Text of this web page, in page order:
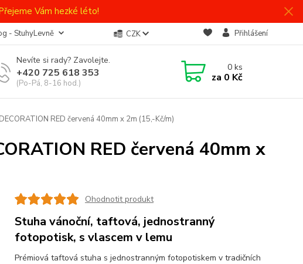
Vám hezké léto!
- StuhyLevně CZK Přihlášení
Nevíte si rady? Zavolejte.
+420 725 618 353
(Po-Pá, 8-16 hod.)
0ks
za 0 Kč
RED červená 40mm x 2m (15,-Kč/m)
RED červená 40mm x
Ohodnotit produkt
Stuha vánoční, taftová, jednostranný
fotopotisk, s vlascem v lemu
Prémiová taftová stuha s jednostranným fotopotiskem v tradičních